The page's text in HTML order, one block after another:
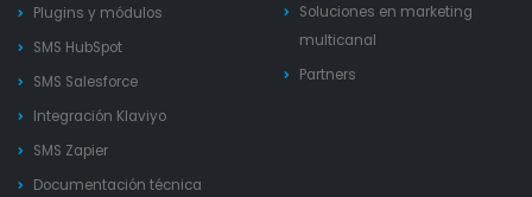
Plugins y módulos
SMS HubSpot
SMS Salesforce
Integración Klaviyo
SMS Zapier
Documentación técnica
Soluciones en marketing
multicanal
Partners